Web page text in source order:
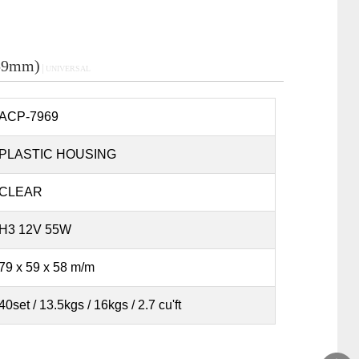
│UNIVERSAL
7969
PLASTIC HOUSING
H3 12V 55W
x 59 x 58 m/m
/ 13.5kgs / 16kgs / 2.7 cu'ft